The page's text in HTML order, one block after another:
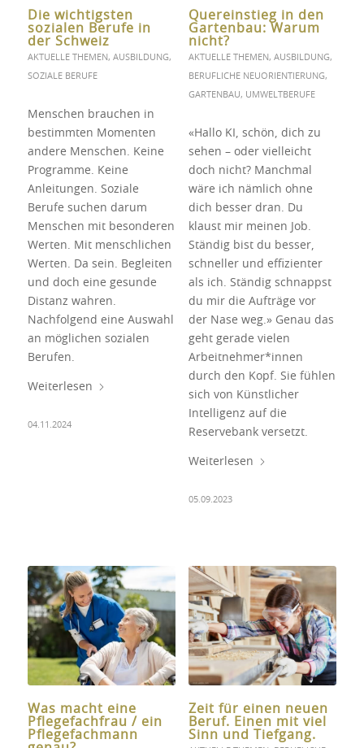
Die wichtigsten
sozialen Berufe in
der Schweiz
AKTUELLE THEMEN, AUSBILDUNG,
SOZIALE BERUFE
Menschen brauchen in
bestimmten Momenten
andere Menschen. Keine
Programme. Keine
Anleitungen. Soziale
Berufe suchen darum
Menschen mit besonderen
Werten. Mit menschlichen
Werten. Da sein. Begleiten
und doch eine gesunde
Distanz wahren.
Nachfolgend eine Auswahl
an möglichen sozialen
Berufen.
Weiterlesen
04.11.2024
Quereinstieg in den
Gartenbau: Warum
nicht?
AKTUELLE THEMEN, AUSBILDUNG,
BERUFLICHE NEUORIENTIERUNG,
GARTENBAU, UMWELTBERUFE
«Hallo KI, schön, dich zu
sehen – oder vielleicht
doch nicht? Manchmal
wäre ich nämlich ohne
dich besser dran. Du
klaust mir meinen Job.
Ständig bist du besser,
schneller und effizienter
als ich. Ständig schnappst
du mir die Aufträge vor
der Nase weg.» Genau das
geht gerade vielen
Arbeitnehmer*innen
durch den Kopf. Sie fühlen
sich von Künstlicher
Intelligenz auf die
Reservebank versetzt.
Weiterlesen
05.09.2023
Was macht eine
Pflegefachfrau / ein
Pflegefachmann
Zeit für einen neuen
Beruf. Einen mit viel
Sinn und Tiefgang.